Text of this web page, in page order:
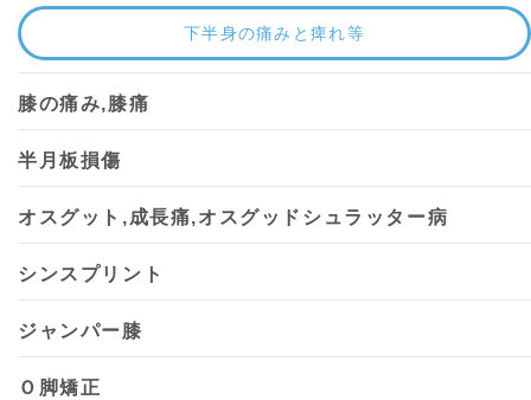
下半身の痛みと痺れ等
膝の痛み,膝痛
半月板損傷
オスグット,成長痛,オスグッドシュラッター病
シンスプリント
ジャンパー膝
Ｏ脚矯正